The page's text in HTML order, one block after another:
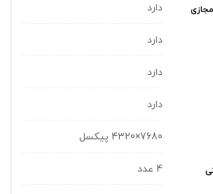
دارد
دارد
دارد
دارد
7680×4320 پیکسل
4 عدد